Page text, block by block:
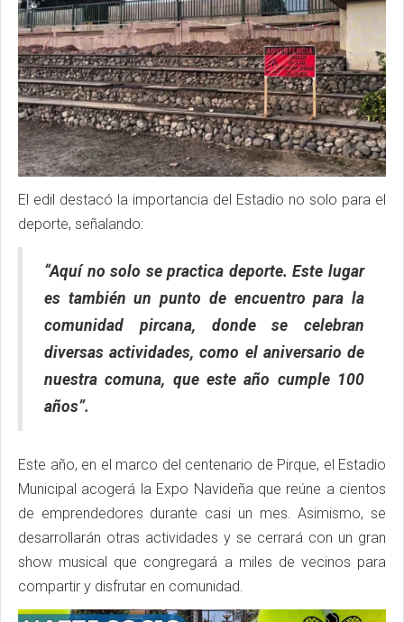
El edil destacó la importancia del Estadio no solo para el
deporte, señalando:
“Aquí no solo se practica deporte. Este lugar
es también un punto de encuentro para la
comunidad pircana, donde se celebran
diversas actividades, como el aniversario de
nuestra comuna, que este año cumple 100
años”.
Este año, en el marco del centenario de Pirque, el Estadio
Municipal acogerá la Expo Navideña que reúne a cientos
de emprendedores durante casi un mes. Asimismo, se
desarrollarán otras actividades y se cerrará con un gran
show musical que congregará a miles de vecinos para
compartir y disfrutar en comunidad.